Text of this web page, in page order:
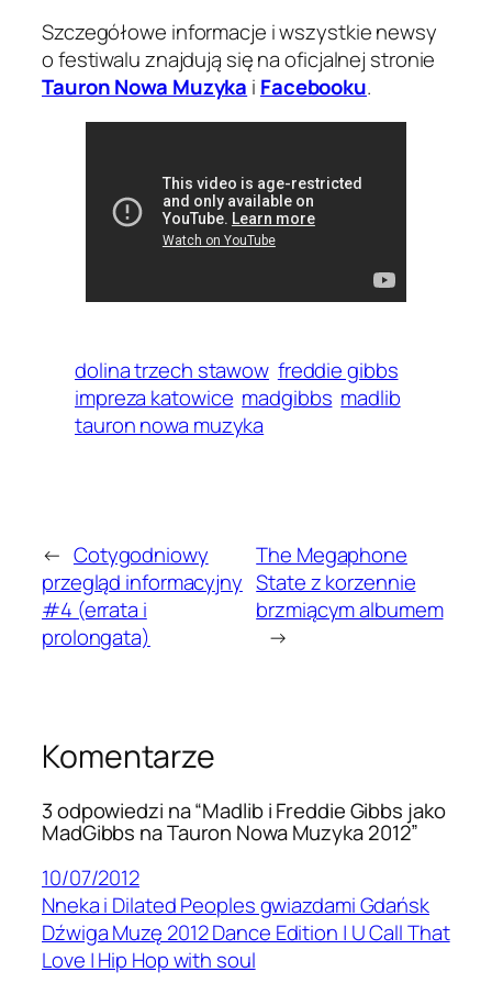
Szczegółowe informacje i wszystkie newsy
o festiwalu znajdują się na oficjalnej stronie
Tauron Nowa Muzyka i Facebooku.
dolina trzech stawow freddie gibbs
impreza katowice madgibbs madlib
tauron nowa muzyka
← Cotygodniowy
przegląd informacyjny
#4 (errata i
prolongata)
The Megaphone
State z korzennie
brzmiącym albumem
→
Komentarze
3 odpowiedzi na “Madlib i Freddie Gibbs jako
MadGibbs na Tauron Nowa Muzyka 2012”
10/07/2012
Nneka i Dilated Peoples gwiazdami Gdańsk
Dźwiga Muzę 2012 Dance Edition | U Call That
Love | Hip Hop with soul